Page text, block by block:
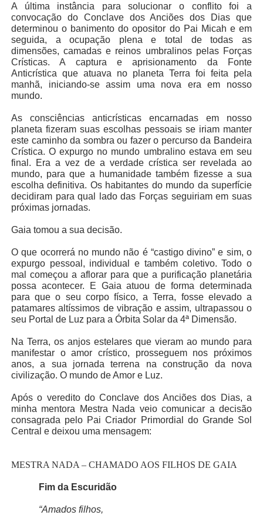
A última instância para solucionar o conflito foi a
convocação do Conclave dos Anciões dos Dias que
determinou o banimento do opositor do Pai Micah e em
seguida, a ocupação plena e total de todas as
dimensões, camadas e reinos umbralinos pelas Forças
Crísticas. A captura e aprisionamento da Fonte
Anticrística que atuava no planeta Terra foi feita pela
manhã, iniciando-se assim uma nova era em nosso
mundo.
As consciências anticrísticas encarnadas em nosso
planeta fizeram suas escolhas pessoais se iriam manter
este caminho da sombra ou fazer o percurso da Bandeira
Crística. O expurgo no mundo umbralino estava em seu
final. Era a vez de a verdade crística ser revelada ao
mundo, para que a humanidade também fizesse a sua
escolha definitiva. Os habitantes do mundo da superfície
decidiram para qual lado das Forças seguiriam em suas
próximas jornadas.
Gaia tomou a sua decisão.
O que ocorrerá no mundo não é “castigo divino” e sim, o
expurgo pessoal, individual e também coletivo. Todo o
mal começou a aflorar para que a purificação planetária
possa acontecer. E Gaia atuou de forma determinada
para que o seu corpo físico, a Terra, fosse elevado a
patamares altíssimos de vibração e assim, ultrapassou o
seu Portal de Luz para a Órbita Solar da 4ª Dimensão.
Na Terra, os anjos estelares que vieram ao mundo para
manifestar o amor crístico, prosseguem nos próximos
anos, a sua jornada terrena na construção da nova
civilização. O mundo de Amor e Luz.
Após o veredito do Conclave dos Anciões dos Dias, a
minha mentora Mestra Nada veio comunicar a decisão
consagrada pelo Pai Criador Primordial do Grande Sol
Central e deixou uma mensagem:
MESTRA NADA – CHAMADO AOS FILHOS DE GAIA
Fim da Escuridão
“Amados filhos,